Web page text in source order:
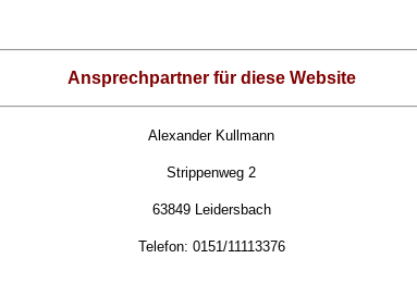
Ansprechpartner für diese Website
Alexander Kullmann
Strippenweg 2
63849 Leidersbach
Telefon: 0151/11113376